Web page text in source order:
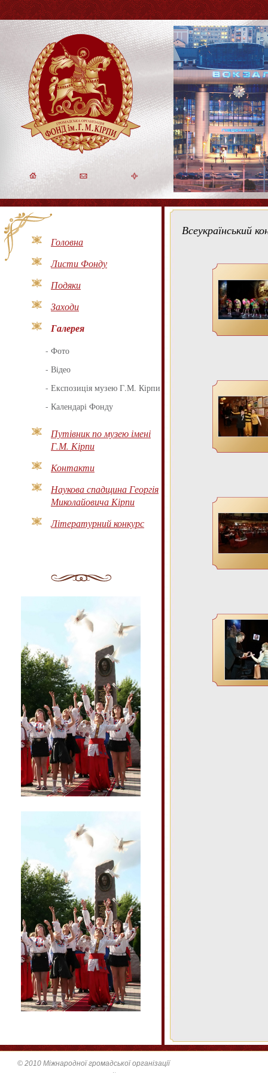
Головна
Листи Фонду
Подяки
Заходи
Галерея
- Фото
- Відео
- Експозиція музею Г.М. Кірпи
- Календарі Фонду
Путівник по музею імені
Г.М. Кірпи
Контакти
Наукова спадщина Георгія
Миколайовича Кірпи
Літературний конкурс
Всеукраїнський
© 2010 Міжнародної громадської організації